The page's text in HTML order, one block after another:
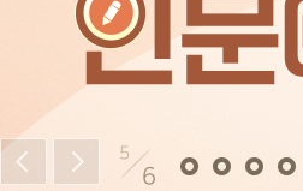
5
6